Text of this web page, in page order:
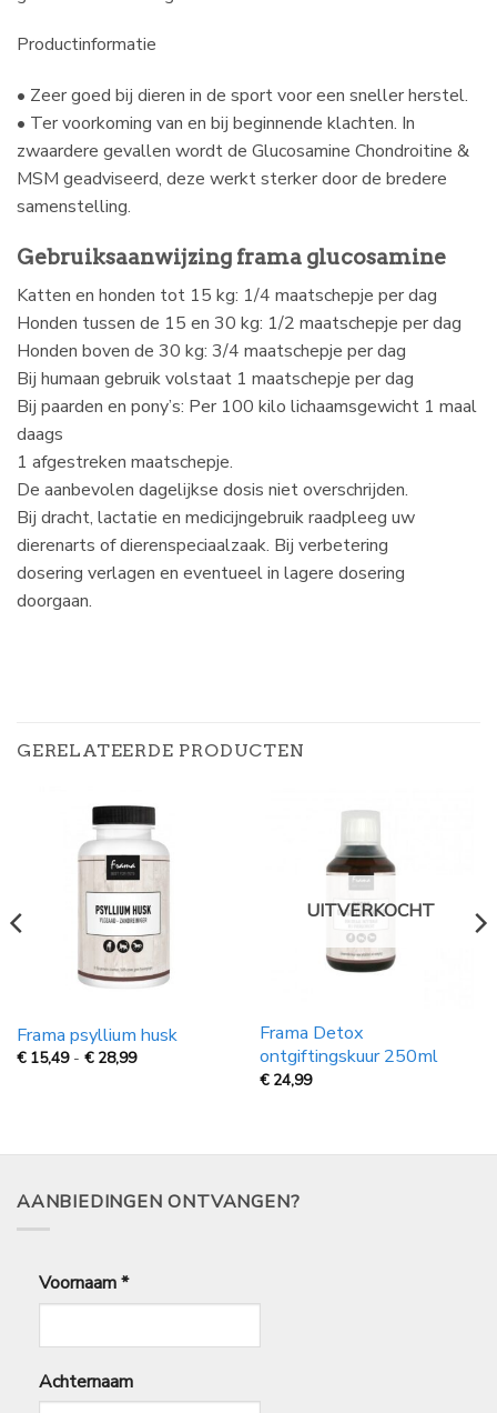
Productinformatie
• Zeer goed bij dieren in de sport voor een sneller herstel.
• Ter voorkoming van en bij beginnende klachten. In
zwaardere gevallen wordt de Glucosamine Chondroitine &
MSM geadviseerd, deze werkt sterker door de bredere
samenstelling.
Gebruiksaanwijzing frama glucosamine
Katten en honden tot 15 kg: 1/4 maatschepje per dag
Honden tussen de 15 en 30 kg: 1/2 maatschepje per dag
Honden boven de 30 kg: 3/4 maatschepje per dag
Bij humaan gebruik volstaat 1 maatschepje per dag
Bij paarden en pony’s: Per 100 kilo lichaamsgewicht 1 maal
daags
1 afgestreken maatschepje.
De aanbevolen dagelijkse dosis niet overschrijden.
Bij dracht, lactatie en medicijngebruik raadpleeg uw
dierenarts of dierenspeciaalzaak. Bij verbetering
dosering verlagen en eventueel in lagere dosering
doorgaan.
GERELATEERDE PRODUCTEN
Frama psyllium husk
€ 15,49 - € 28,99Prijsklasse:
UITVERKOCHT
Frama Detox
ontgiftingskuur 250ml
€ 24,99
AANBIEDINGEN ONTVANGEN?
Voornaam*
Achternaam